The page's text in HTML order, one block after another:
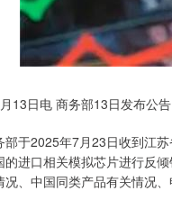
13日电 商务部13日发布公
部于2025年7月23日收到江
的进口相关模拟芯片进行反
、中国同类产品有关情况